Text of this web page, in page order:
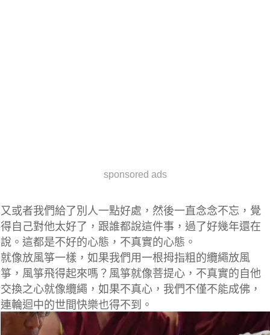
sponsored ads
又或者我們給了別人一點好處，然後一直念念不忘，覺
得自己對他太好了，跟誰都說這件事，過了好幾年還在
說。這都是不好的心態，不真實的心態。
就像放風箏一樣，如果我們用一根拇指粗的纜繩放風
箏，風箏飛得起來嗎？風箏就像菩提心，不真實的自他
交換之心就像纜繩，如果不真心， 我們不僅不能成佛，
連輪迴中的世間快樂也得不到。